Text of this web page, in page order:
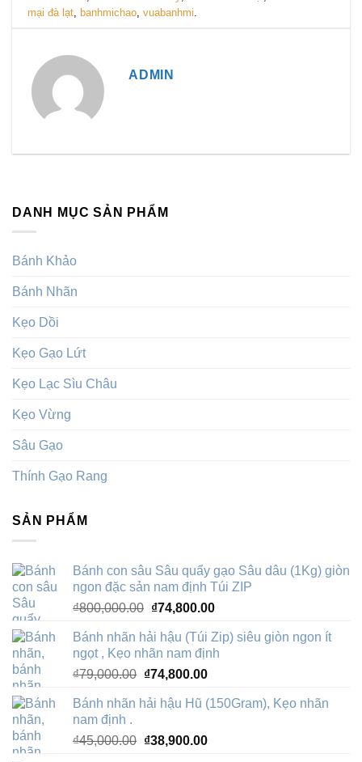
mại đà lạt, banhmichao,vuabanhmi.
ADMIN
DANH MỤC SẢN PHẨM
Bánh Khảo
Bánh Nhãn
Kẹo Dồi
Kẹo Gạo Lứt
Kẹo Lạc Sìu Châu
Kẹo Vừng
Sâu Gạo
Thính Gạo Rang
SẢN PHẨM
Bánh con sâu Sâu quẩy gạo Sâu dâu (1Kg) giòn
ngon đặc sản nam định Túi ZIP
₫800,000.00 Giá
là:
₫800,000.00.
₫74,800.00Giá
tại
là:
Bánh nhãn hải hậu (Túi Zip) siêu giòn ngon ít
ngọt , Kẹo nhãn nam định
₫79,000.00 Giá
là:
₫74,800.00Giá
tại
₫74,800.00.
Bánh nhãn hải hậu Hũ (150Gram), Kẹo nhãn
nam định .
₫45,000.00 Giá
₫38,900.00Giá